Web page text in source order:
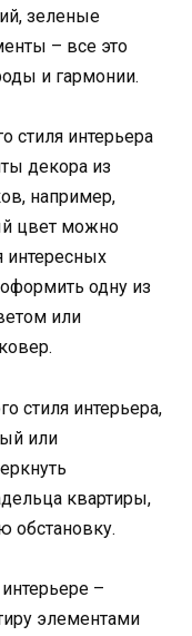
зеленые
– все это
и гармонии.
стиля интерьера
декора из
например,
цвет можно
интересных
одну из
или
стиля интерьера,
или
квартиры,
обстановку.
–
элементами